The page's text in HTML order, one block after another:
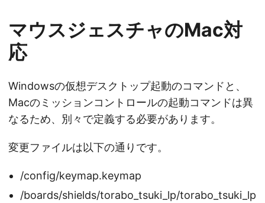
マウスジェスチャのMac対
応
Windowsの仮想デスクトップ起動のコマンドと、
Macのミッションコントロールの起動コマンドは異
なるため、別々で定義する必要があります。
変更ファイルは以下の通りです。
/config/keymap.keymap
/boards/shields/torabo_tsuki_lp/torabo_tsuki_lp